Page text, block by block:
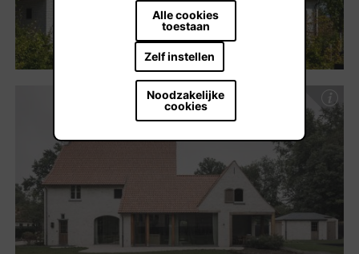
Alle cookies
toestaan
Zelf instellen
Noodzakelijke
cookies